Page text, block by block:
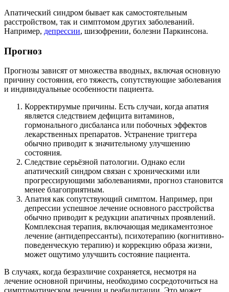
Апатический синдром бывает как самостоятельным
расстройством, так и симптомом других заболеваний.
Например, депрессии, шизофрении, болезни Паркинсона.
Прогноз
Прогнозы зависят от множества вводных, включая основную
причину состояния, его тяжесть, сопутствующие заболевания
и индивидуальные особенности пациента.
Корректирумые причины. Есть случаи, когда апатия
является следствием дефицита витаминов,
гормонального дисбаланса или побочных эффектов
лекарственных препаратов. Устранение триггера
обычно приводит к значительному улучшению
состояния.
Следствие серьёзной патологии. Однако если
апатический синдром связан с хроническими или
прогрессирующими заболеваниями, прогноз становится
менее благоприятным.
Апатия как сопутствующий симптом. Например, при
депрессии успешное лечение основного расстройства
обычно приводит к редукции апатичных проявлений.
Комплексная терапия, включающая медикаментозное
лечение (антидепрессанты), психотерапию (когнитивно-
поведенческую терапию) и коррекцию образа жизни,
может ощутимо улучшить состояние пациента.
В случаях, когда безразличие сохраняется, несмотря на
лечение основной причины, необходимо сосредоточиться на